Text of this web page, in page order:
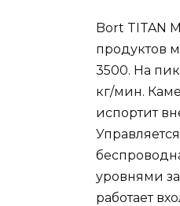
Bort TITAN
продуктов
3500. На
кг/мин.
испортит
уровнями
работает